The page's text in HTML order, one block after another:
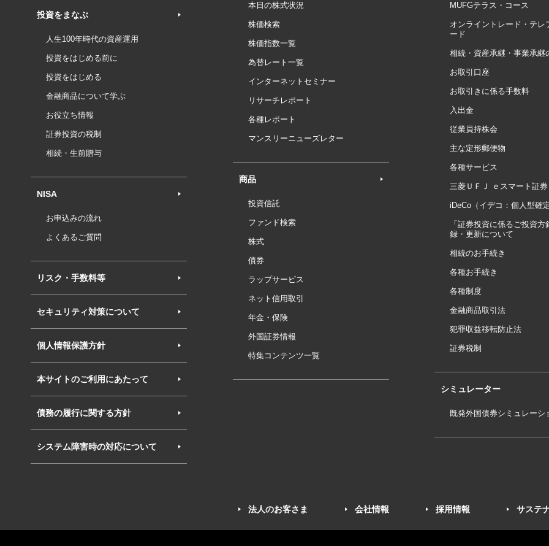
投資をまなぶ
人生100年時代の資産運用
投資をはじめる前に
投資をはじめる
金融商品について学ぶ
お役立ち情報
証券投資の税制
相続・生前贈与
NISA
お申込みの流れ
よくあるご質問
リスク・手数料等
セキュリティ対策について
個人情報保護方針
本サイトのご利用にあたって
債務の履行に関する方針
システム障害時の対応について
本日の株式状況
株価検索
株価指数一覧
為替レート一覧
インターネットセミナー
リサーチレポート
各種レポート
マンスリーニューズレター
商品
投資信託
ファンド検索
株式
債券
ラップサービス
ネット信用取引
年金・保険
外国証券情報
特集コンテンツ一覧
MUFGテラス・コース
オンライントレード・テレ
ード
相続・資産承継・事業承継
お取引口座
お取引きに係る手数料
入出金
従業員持株会
主な定形郵便物
各種サービス
三菱ＵＦＪ ｅスマート証券
iDeCo（イデコ：個人型確
「証券投資に係るご投資方
録・更新について
相続のお手続き
各種お手続き
各種制度
金融商品取引法
犯罪収益移転防止法
証券税制
シミュレーター
既発外国債券シミュレーシ
法人のお客さま 会社情報 採用情報 サステ